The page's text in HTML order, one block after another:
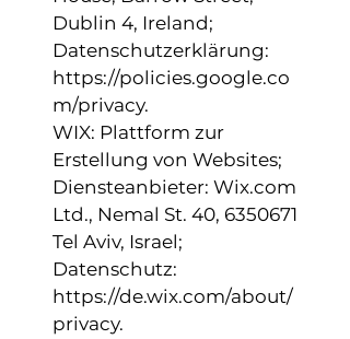
Dublin 4, Ireland;
Datenschutzerklärung:
https://policies.google.co
m/privacy.
WIX: Plattform zur
Erstellung von Websites;
Diensteanbieter: Wix.com
Ltd., Nemal St. 40, 6350671
Tel Aviv, Israel;
Datenschutz:
https://de.wix.com/about/
privacy.